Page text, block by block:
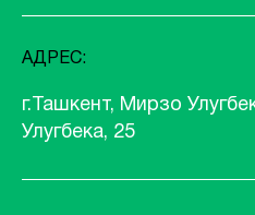
АДРЕС:
г.Ташкент, Мирзо
Улугбека, 25